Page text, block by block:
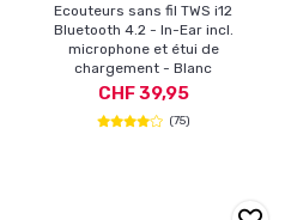
Ecouteurs sans fil TWS i12
Bluetooth 4.2 - In-Ear incl.
microphone et étui de
chargement - Blanc
CHF 39,95
(75)